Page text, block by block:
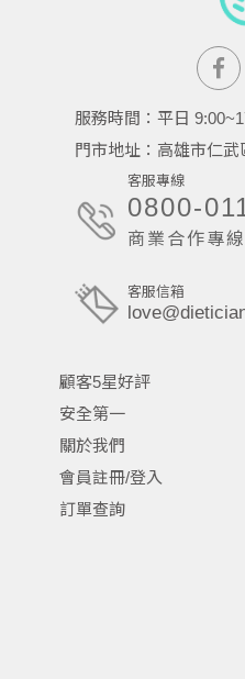
顧客5星好評
安全第一
關於我們
會員註冊/登入
訂單查詢
服務時間：平日
門市地址：高雄市仁
客服專線
0800-
商業合作專
客服信箱